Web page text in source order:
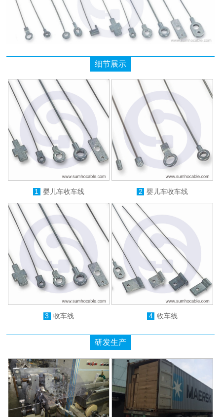
细节展示
1 婴儿车收车线 2 婴儿车收车线
3 收车线 4 收车线
研发生产